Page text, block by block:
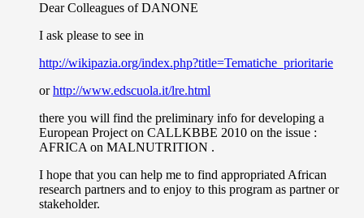
Dear Colleagues of DANONE
I ask please to see in
http://wikipazia.org/index.php?title=Tematiche_prioritarie
orhttp://www.edscuola.it/lre.html
there you will find the preliminary info for developing a
European Project on CALLKBBE 2010 on the issue :
AFRICA on MALNUTRITION .
I hope that you can help me to find appropriated African
research partners and to enjoy to this program as partner or
stakeholder.